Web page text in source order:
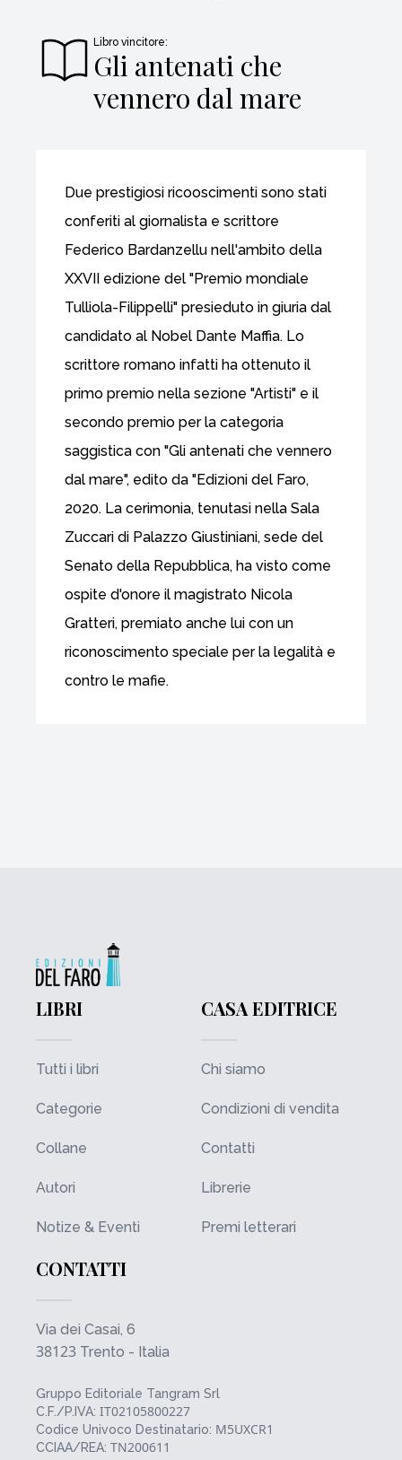
Libro vincitore:
Gli antenati che
vennero dal mare
Due prestigiosi ricooscimenti sono stati
conferiti al giornalista e scrittore
Federico Bardanzellu nell'ambito della
XXVII edizione del "Premio mondiale
Tulliola-Filippelli" presieduto in giuria dal
candidato al Nobel Dante Maffia. Lo
scrittore romano infatti ha ottenuto il
primo premio nella sezione "Artisti" e il
secondo premio per la categoria
saggistica con "Gli antenati che vennero
dal mare", edito da "Edizioni del Faro,
2020. La cerimonia, tenutasi nella Sala
Zuccari di Palazzo Giustiniani, sede del
Senato della Repubblica, ha visto come
ospite d'onore il magistrato Nicola
Gratteri, premiato anche lui con un
riconoscimento speciale per la legalità e
contro le mafie.
LIBRI
Tutti i libri
Categorie
Collane
Autori
Notize & Eventi
CASA EDITRICE
Chi siamo
Condizioni di vendita
Contatti
Librerie
Premi letterari
CONTATTI
Via dei Casai, 6
38123 Trento - Italia
Gruppo Editoriale Tangram Srl
C.F./P.IVA: IT02105800227
Codice Univoco Destinatario: M5UXCR1
CCIAA/REA: TN200611